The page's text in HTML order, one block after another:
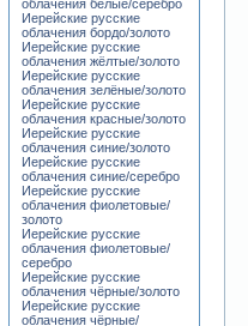
облачения белые/серебро
Иерейские русские
облачения бордо/золото
Иерейские русские
облачения жёлтые/золото
Иерейские русские
облачения зелёные/золото
Иерейские русские
облачения красные/золото
Иерейские русские
облачения синие/золото
Иерейские русские
облачения синие/серебро
Иерейские русские
облачения фиолетовые/
золото
Иерейские русские
облачения фиолетовые/
серебро
Иерейские русские
облачения чёрные/золото
Иерейские русские
облачения чёрные/